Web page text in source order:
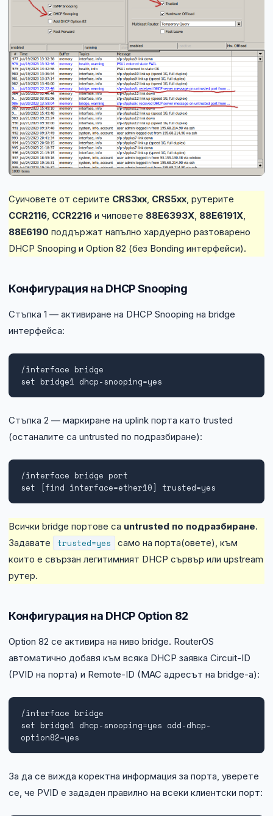
Суичовете от сериите CRS3xx, CRS5xx, рутерите
CCR2116, CCR2216 и чиповете 88E6393X, 88E6191X,
88E6190 поддържат напълно хардуерно разтоварено
DHCP Snooping и Option 82 (без Bonding интерфейси).
Конфигурация на DHCP Snooping
Стъпка 1 — активиране на DHCP Snooping на bridge
интерфейса:
/interface bridge
set bridge1 dhcp-snooping=yes
Стъпка 2 — маркиране на uplink порта като trusted
(останалите са untrusted по подразбиране):
/interface bridge port
set [find interface=ether10] trusted=yes
Всички bridge портове са untrusted по подразбиране.
Задавате
trusted=yes
само на порта(овете), към
които е свързан легитимният DHCP сървър или upstream
рутер.
Конфигурация на DHCP Option 82
Option 82 се активира на ниво bridge. RouterOS
автоматично добавя към всяка DHCP заявка Circuit-ID
(PVID на порта) и Remote-ID (MAC адресът на bridge-а):
/interface bridge
set bridge1 dhcp-snooping=yes add-dhcp-
option82=yes
За да се вижда коректна информация за порта, уверете
се, че PVID е зададен правилно на всеки клиентски порт: